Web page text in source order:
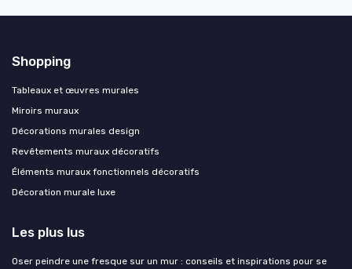
Shopping
Tableaux et œuvres murales
Miroirs muraux
Décorations murales design
Revêtements muraux décoratifs
Éléments muraux fonctionnels décoratifs
Décoration murale luxe
Les plus lus
Oser peindre une fresque sur un mur : conseils et inspirations pour se